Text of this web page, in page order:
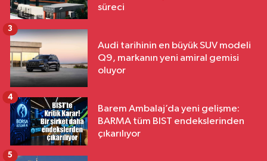
süreci
Audi tarihinin en büyük SUV modeli
Q9, markanın yeni amiral gemisi
oluyor
3
Barem Ambalaj’da yeni gelişme:
BARMA tüm BIST endekslerinden
çıkarılıyor
4
5